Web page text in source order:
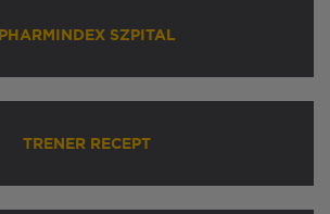
PHARMINDEX SZPITAL
TRENER RECEPT